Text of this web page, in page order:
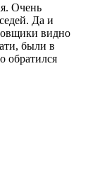
Очень
Да и
видно
были в
обратился